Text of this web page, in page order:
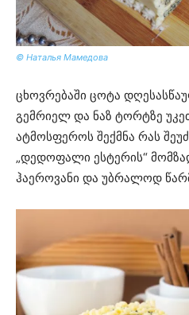
© Наталья Мамедова
ცხოვრებაში ცოტა
გემრიელ და ნაზ ტორტზე
ატმოსფეროს შექმნა რას
„დედოფალი ესტერის“
ჰაეროვანი და უბრალოდ